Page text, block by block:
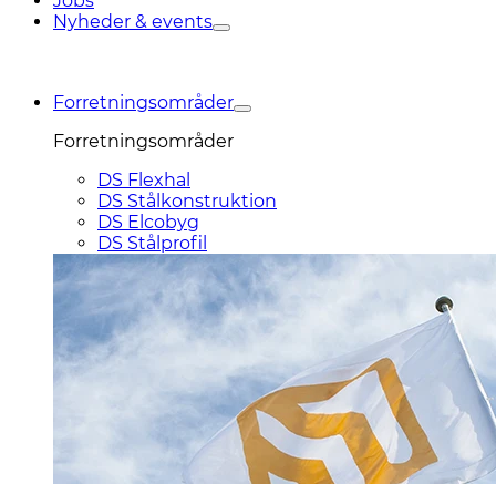
Nyheder & events
Forretningsområder
Forretningsområder
DS Flexhal
DS Stålkonstruktion
DS Elcobyg
DS Stålprofil